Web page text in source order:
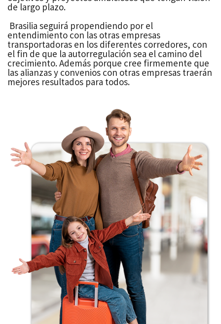
de largo plazo.
Brasilia seguirá propendiendo por el
entendimiento con las otras empresas
transportadoras en los diferentes corredores, con
el fin de que la autorregulación sea el camino del
crecimiento. Además porque cree firmemente que
las alianzas y convenios con otras empresas traerán
mejores resultados para todos.